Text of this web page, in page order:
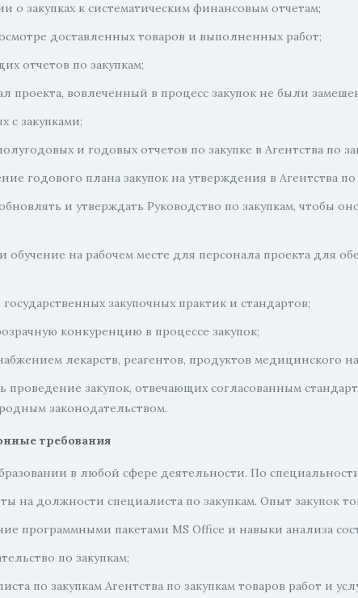
о закупках к систематическим финансовым отчетам;
доставленных товаров и выполненных работ;
отчетов по закупкам;
проекта, вовлеченный в процесс закупок не были
с закупками;
и годовых отчетов по закупке в Агентства по
годового плана закупок на утверждения в Агентства
и утверждать Руководство по закупкам,
обучение на рабочем месте для персонала проекта для
закупочных практик и стандартов;
конкуренцию в процессе закупок;
лекарств, реагентов, продуктов медицинского
проведение закупок, отвечающих согласованным
законодательством.
требования
в любой сфере деятельности. По
на должности специалиста по закупкам. Опыт закупок
программными пакетами MS Office и навыки анализа
по закупкам;
по закупкам Агентства по закупкам товаров работ и